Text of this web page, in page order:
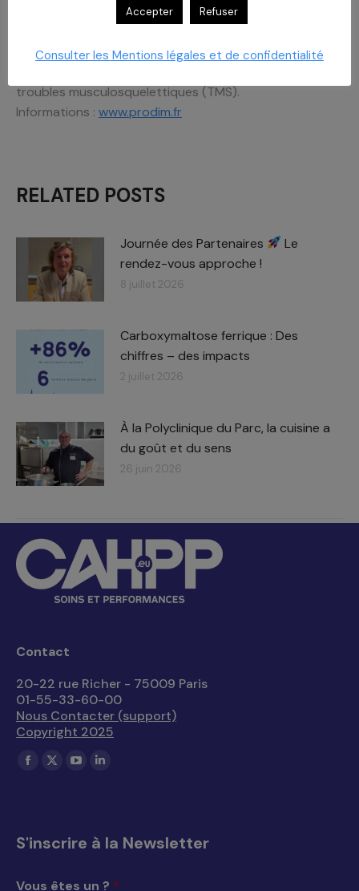
polyéthylène recyclé et 100% recyclables.
est de développer avec ses partenaires fabricants des
troubles musculosquelettiques (TMS).
Informations : www.prodim.fr
RELATED POSTS
Journée des Partenaires
Le
rendez-vous approche !
8 juillet 2026
Carboxymaltose ferrique : Des
chiffres – des impacts​
2 juillet 2026
À la Polyclinique du Parc, la cuisine a
du goût et du sens
26 juin 2026
Contact
20-22 rue Richer - 75009 Paris
01-55-33-60-00
Nous Contacter (support)
Copyright 2025
Trouvez nous sur :
La
dans
La
dans
La
dans
La
dans
S'inscrire à la Newsletter
Vous êtes un ? *
Accepter Refuser
Consulter les Mentions légales et de confidentialité